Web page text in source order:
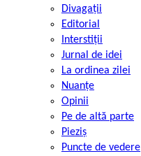
Divagații
Editorial
Interstiții
Jurnal de idei
La ordinea zilei
Nuanțe
Opinii
Pe de altă parte
Pieziș
Puncte de vedere